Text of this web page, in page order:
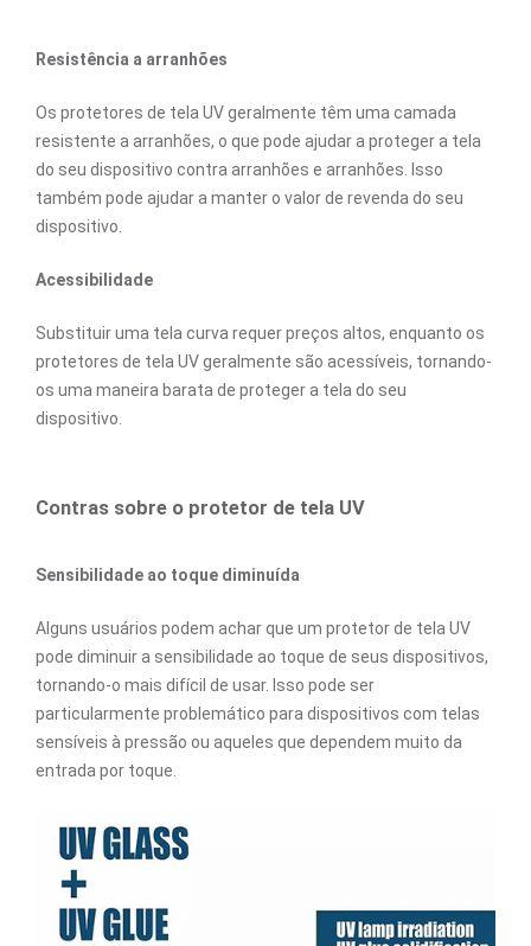
Resistência a arranhões
Os protetores de tela UV geralmente têm uma camada
resistente a arranhões, o que pode ajudar a proteger a tela
do seu dispositivo contra arranhões e arranhões. Isso
também pode ajudar a manter o valor de revenda do seu
dispositivo.
Acessibilidade
Substituir uma tela curva requer preços altos, enquanto os
protetores de tela UV geralmente são acessíveis, tornando-
os uma maneira barata de proteger a tela do seu
dispositivo.
Contras sobre o protetor de tela UV
Sensibilidade ao toque diminuída
Alguns usuários podem achar que um protetor de tela UV
pode diminuir a sensibilidade ao toque de seus dispositivos,
tornando-o mais difícil de usar. Isso pode ser
particularmente problemático para dispositivos com telas
sensíveis à pressão ou aqueles que dependem muito da
entrada por toque.